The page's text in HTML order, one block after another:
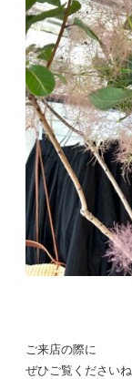
ご来店の際に
ぜひご覧くださいね